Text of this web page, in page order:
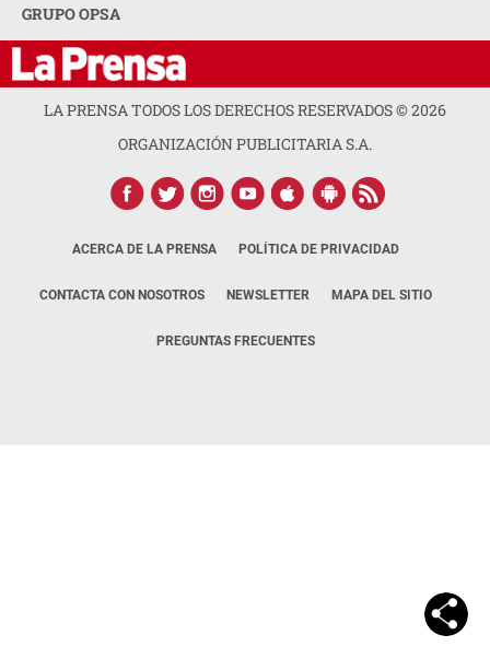
GRUPO OPSA
LA PRENSA TODOS LOS DERECHOS RESERVADOS ©2026
ORGANIZACIÓN PUBLICITARIA S.A.
ACERCA DE LA PRENSA POLÍTICA DE PRIVACIDAD
CONTACTA CON NOSOTROS NEWSLETTER MAPA DEL SITIO
PREGUNTAS FRECUENTES